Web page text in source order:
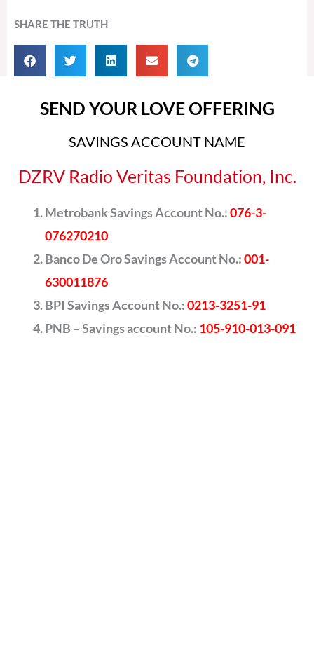
SHARE THE TRUTH
SEND YOUR LOVE OFFERING
SAVINGS ACCOUNT NAME
DZRV Radio Veritas Foundation, Inc.
Metrobank Savings Account No.:076-3-
076270210
Banco De Oro Savings Account No.:001-
630011876
BPI Savings Account No.:0213-3251-91
PNB – Savings account No.: 105-910-013-091